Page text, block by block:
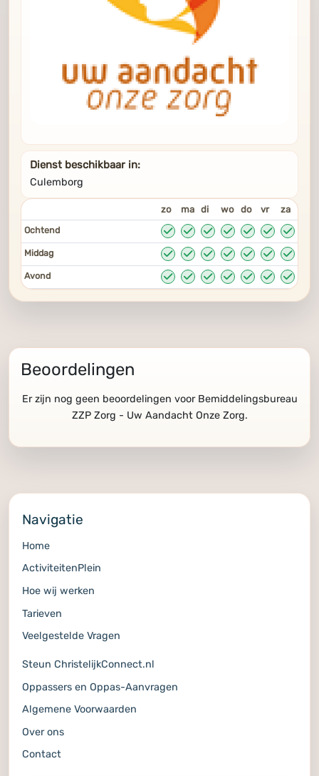
Dienst beschikbaar in:
Culemborg
zo ma di wo do vr
za
Ochtend
Middag
Avond
Beoordelingen
Er zijn nog geen beoordelingen voor Bemiddelingsbureau
ZZP Zorg - Uw Aandacht Onze Zorg.
Navigatie
Home
ActiviteitenPlein
Hoe wij werken
Tarieven
Veelgestelde Vragen
Steun ChristelijkConnect.nl
Oppassers en Oppas-Aanvragen
Algemene Voorwaarden
Over ons
Contact